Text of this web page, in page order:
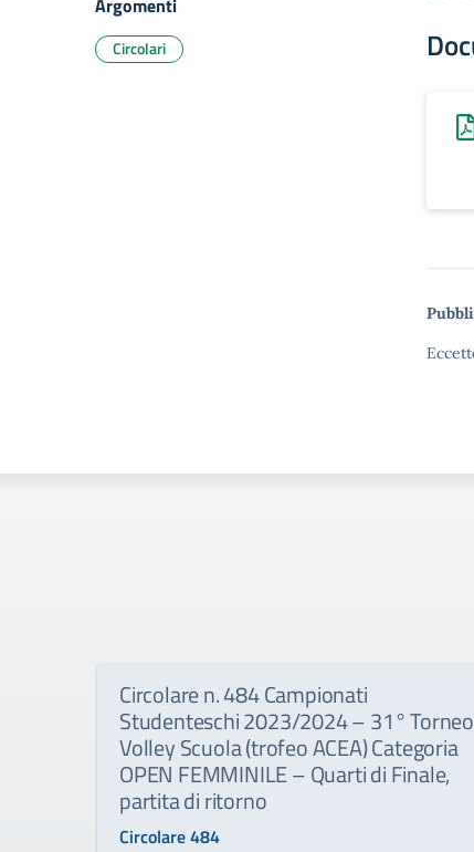
Argomenti
Circolari
Circolare n. 484 Campionati
Studenteschi 2023/2024 – 31° Torneo
Volley Scuola (trofeo ACEA) Categoria
OPEN FEMMINILE – Quarti di Finale,
partita di ritorno
Circolare 484